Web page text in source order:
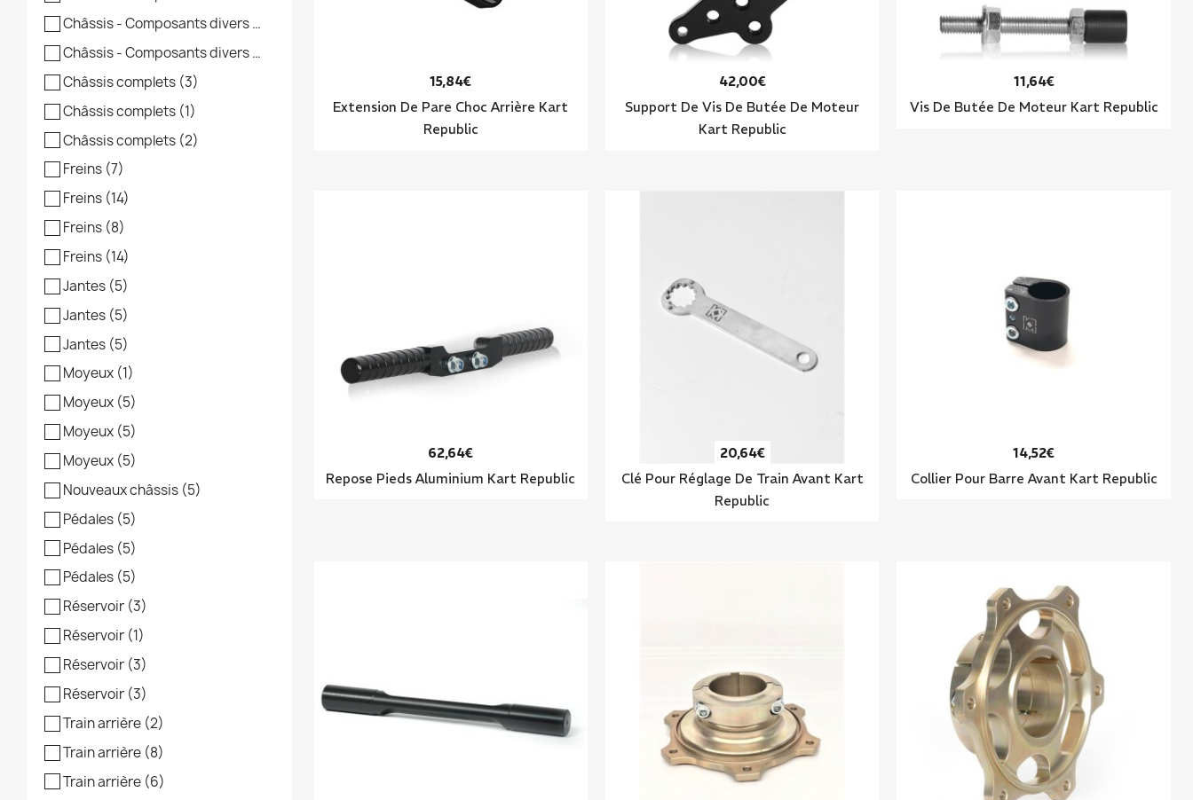
Châssis - Composants divers
(7)
Châssis - Composants divers
(2)
Châssis complets (3)
Châssis complets (1)
Châssis complets (2)
Freins (7)
Freins (14)
Freins (8)
Freins (14)
Jantes (5)
Jantes (5)
Jantes (5)
Moyeux (1)
Moyeux (5)
Moyeux (5)
Moyeux (5)
Nouveaux châssis (5)
Pédales (5)
Pédales (5)
Pédales (5)
Réservoir (3)
Réservoir (1)
Réservoir (3)
Réservoir (3)
Train arrière (2)
Train arrière (8)
Train arrière (6)
15,84€
Extension De Pare Choc Arrière Kart
Republic
42,00€
Support De Vis De Butée De Moteur
Kart Republic
11,64€
Vis De Butée De Moteur Kart Republic
62,64€
Repose Pieds Aluminium Kart Republic
20,64€
Clé Pour Réglage De Train Avant Kart
Republic
14,52€
Collier Pour Barre Avant Kart Republic